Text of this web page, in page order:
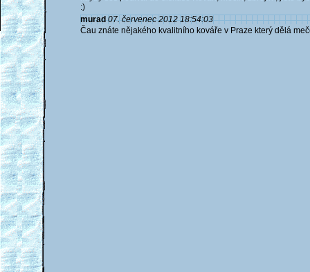
:)
murad 07. červenec 2012 18:54:03
Čau znáte nějakého kvalitního kováře v Praze který dělá